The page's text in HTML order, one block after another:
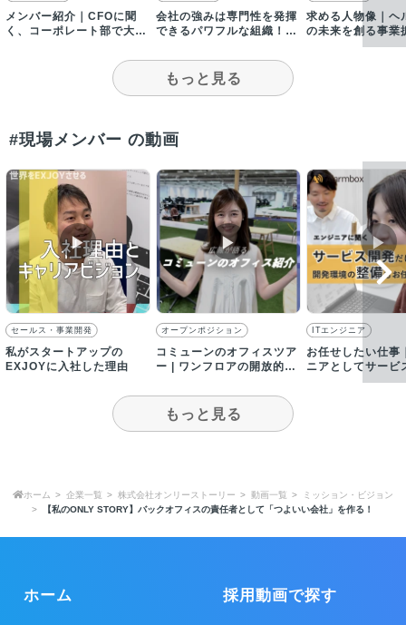
メンバー紹介｜CFOに聞
く、コーポレート部で大事
会社の強みは専門性を発揮
できるパワフルな組織！事
求める人物像｜ヘ
の未来を創る事業
ーズの仲間募集
もっと見る
#現場メンバー の動画
▶︎
セールス・事業開発
私がスタートアップの
EXJOYに入社した理由
▶︎
オープンポジション
コミューンのオフィスツア
ー | ワンフロアの開放的な
▶︎
ITエンジニア
お任せしたい仕事
ニアとしてサービ
社内ツールの開発
もっと見る
ホーム 企業一覧 株式会社オンリーストーリー 動画一覧
ミッション・ビジョン
【私のONLY STORY】バックオフィスの責任者として「つよいい会社」を作る！
ホーム 採用動画で探す